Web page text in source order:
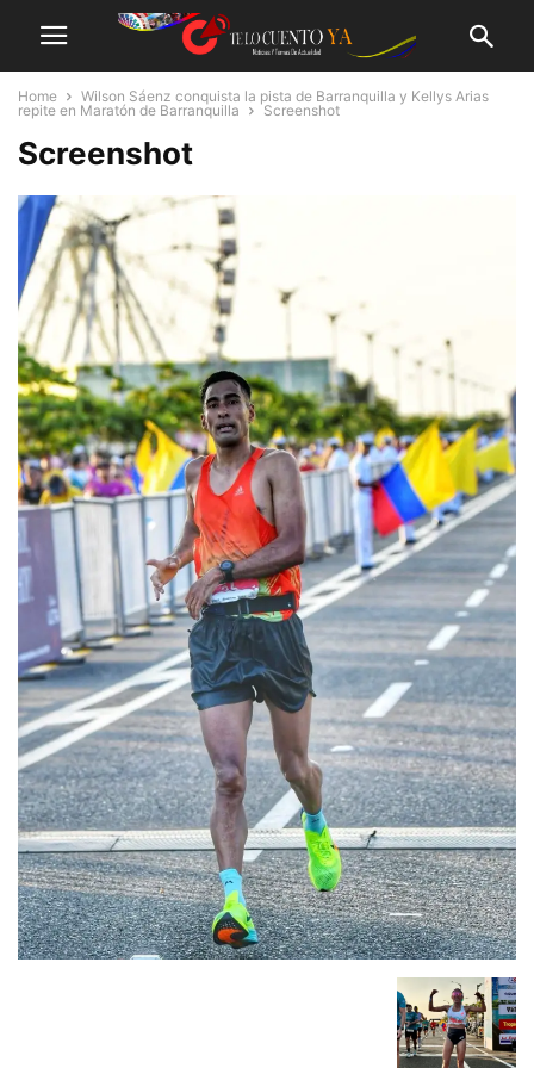
Home
Wilson Sáenz conquista la pista de Barranquilla y Kellys Arias
repite en Maratón de Barranquilla
Screenshot
Screenshot